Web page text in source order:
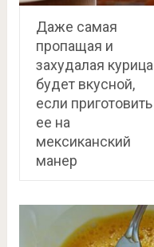
Даже самая
пропащая и
захудалая курица
будет вкусной,
если приготовить
ее на
мексиканский
манер